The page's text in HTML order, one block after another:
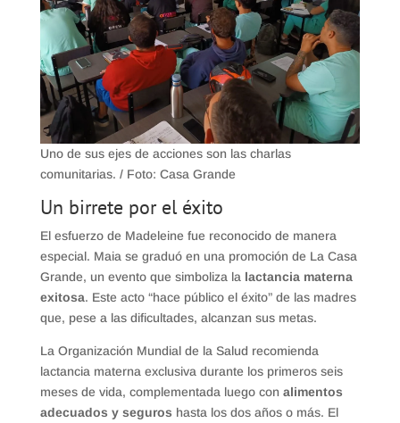
Uno de sus ejes de acciones son las charlas
comunitarias. / Foto: Casa Grande
​Un birrete por el éxito
El esfuerzo de Madeleine fue reconocido de manera
especial. Maia se graduó en una promoción de La Casa
Grande, un evento que simboliza la lactancia materna
exitosa. Este acto “hace público el éxito” de las madres
que, pese a las dificultades, alcanzan sus metas.
La Organización Mundial de la Salud recomienda
lactancia materna exclusiva durante los primeros seis
meses de vida, complementada luego con alimentos
adecuados y seguros hasta los dos años o más. El